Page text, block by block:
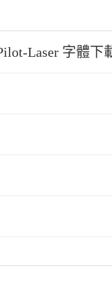
Laser 字體下